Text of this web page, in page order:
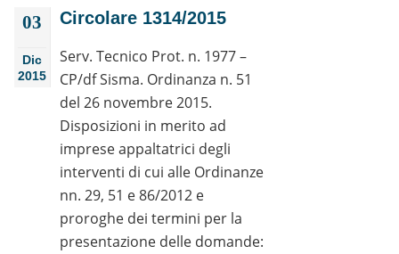
03
Dic
2015
Circolare 1314/2015
Serv. Tecnico Prot. n. 1977 –
CP/df Sisma. Ordinanza n. 51
del 26 novembre 2015.
Disposizioni in merito ad
imprese appaltatrici degli
interventi di cui alle Ordinanze
nn. 29, 51 e 86/2012 e
proroghe dei termini per la
presentazione delle domande: